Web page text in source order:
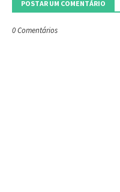
POSTAR UM COMENTÁRIO
0 Comentários